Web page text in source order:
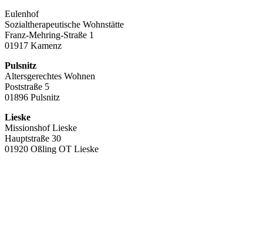
Eulenhof
Sozialtherapeutische Wohnstätte
Franz-Mehring-Straße 1
01917 Kamenz
Pulsnitz
Altersgerechtes Wohnen
Poststraße 5
01896 Pulsnitz
Lieske
Missionshof Lieske
Hauptstraße 30
01920 Oßling OT Lieske